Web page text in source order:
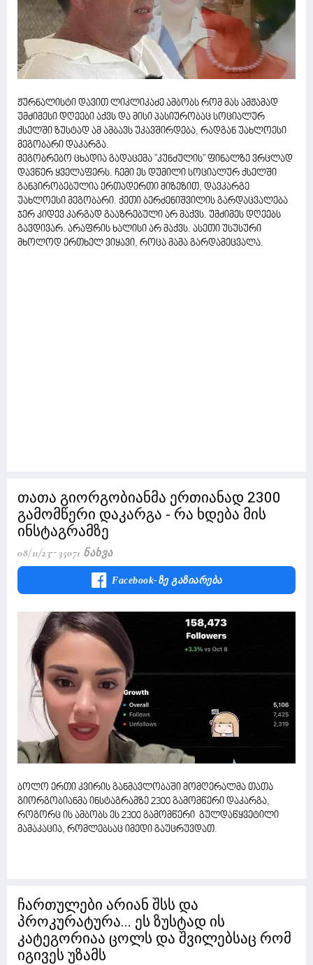
ჟურნალისტი დავით ლიკლიკაძე ამბობს რომ მას ამჟამად
უმძიმესი დღეები აქვს და მისი პასიურობაც სოციალურ
ქსელში ზუსტად ამ ამბავს უკავშირდება, რადგან უახლოესი
მეგობარი დაკარგა.
მეგობრებო ცხადია გადაცემა "კუნძულის" ფინალზე ვრცლად
დავწერ ყველაფერს. ჩემი ეს დუმილი სოციალურ ქსელში
განპირობებულია ერთადერთი მიზეზით, დავკარგე
უახლოესი მეგობარი. ქეთი ბერძენიშვილის გარდაცვალება
ჯერ კიდევ კარგად გააზრებული არ მაქვს. უმძიმეს დღეებს
გავდივარ. არაფრის ხალისი არ მაქვს. ასეთი უსუსური
მხოლოდ ერთხელ ვიყავი, როცა მამა გარდამეცვალა.
თათა გიორგობიანმა ერთიანად 2300
გამომწერი დაკარგა - რა ხდება მის
ინსტაგრამზე
08/11/23 35071 Ნახვა
Facebook-Ზე Გაზიარება
ბოლო ერთი კვირის განმავლობაში მომღერალმა თათა
გიორგობიანმა ინსტაგრამზე 2300 გამომწერი დაკარგა,
როგორც ის ამბობს ეს 2300 გამომწერი გულდაწყვეტილი
მამაკაცია, რომლებსაც იმედი გაუცრუვდათ.
ჩართულები არიან შსს და
პროკურატურა... ეს ზუსტად ის
კატეგორიაა ცოლს და შვილებსაც რომ
იგივეს უზამს